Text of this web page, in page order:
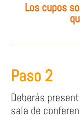
Los cupos
Paso 2
Deberás
sala de